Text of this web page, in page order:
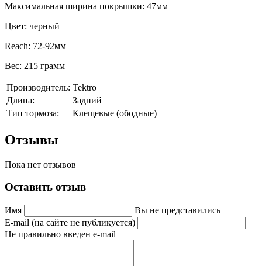
Максимальная ширина покрышки: 47мм
Цвет: черный
Reach: 72-92мм
Вес: 215 грамм
Производитель: Tektro
Длина:
Задний
Тип тормоза:
Клещевые (ободные)
Отзывы
Пока нет отзывов
Оставить отзыв
Имя
Вы не представились
E-mail (на сайте не публикуется)
Не правильно введен e-mail